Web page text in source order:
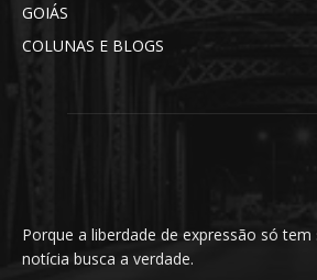
GOIÁS
COLUNAS E BLOGS
Porque a liberdade de expressão só
notícia busca a verdade.